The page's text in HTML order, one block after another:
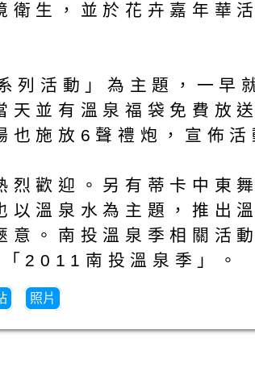
衛生，並於花卉嘉年華
活動」為主題，一早
並有溫泉福袋免費放
施放6聲禮炮，宣佈活
歡迎。另有蒂卡中東
溫泉水為主題，推出
意。南投溫泉季相
南投溫泉季」。
照片